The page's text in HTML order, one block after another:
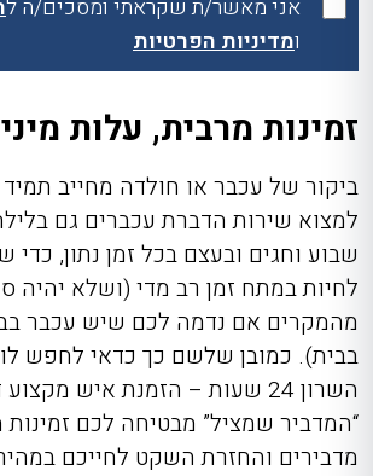
אני מאשר/ת שקראתי ומסכים/ה ל
ומדיניות הפרטיות
זמינות מרבית, עלות
ביקור של עכבר או חולדה מחייב תמיד
למצוא שירות הדברת עכברים גם
שבוע וחגים ובעצם בכל זמן נתון, כדי
מהמקרים אם נדמה לכם שיש עכבר
בבית). כמובן שלשם כך כדאי לחפש
השרון 24 שעות
– הזמנת איש מקצוע
“המדביר שמציל” מבטיחה לכם
מדבירים והחזרתהשקט לחייכם